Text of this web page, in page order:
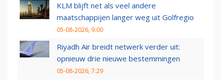
KLM blijft net als veel andere
maatschappijen langer weg uit Golfregio
05-08-2026, 9:00
Riyadh Air breidt netwerk verder uit:
opnieuw drie nieuwe bestemmingen
05-08-2026, 7:29